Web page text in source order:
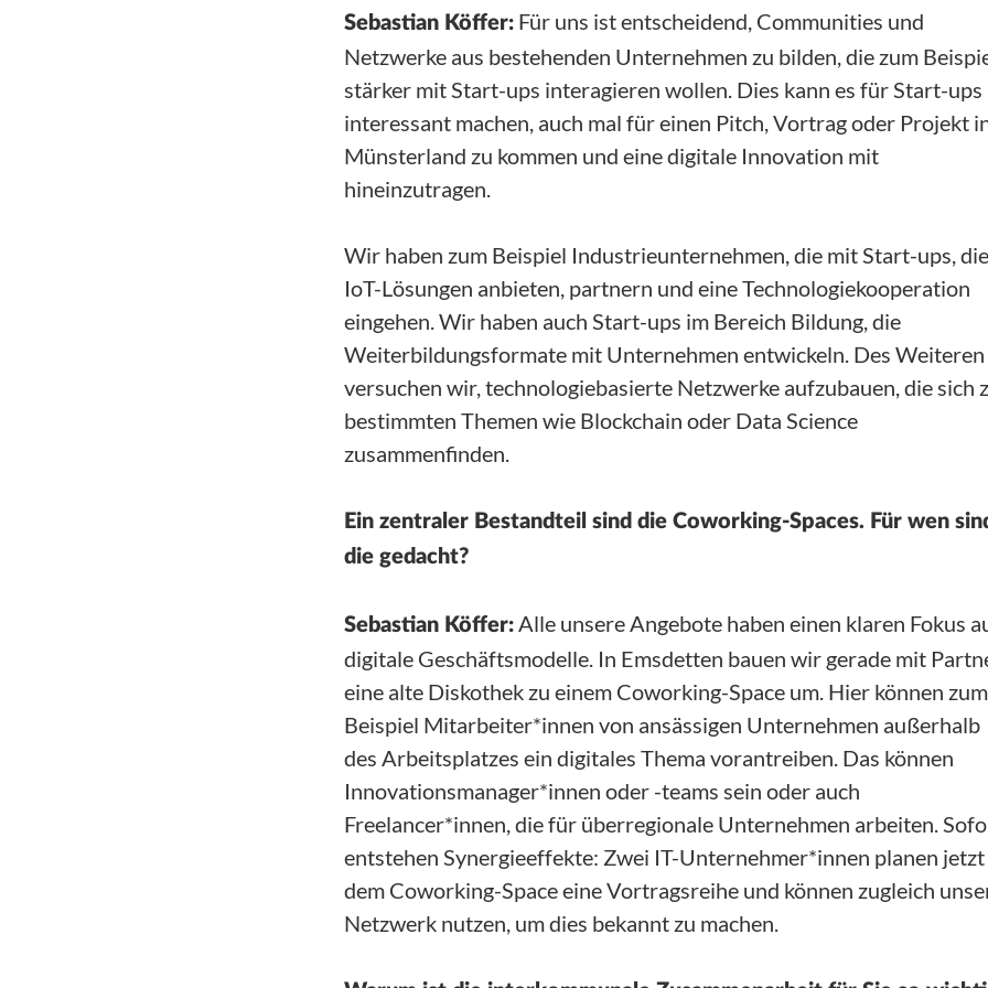
Sebastian Köffer: Für uns ist entscheidend, Communities und
Netzwerke aus bestehenden Unternehmen zu bilden, die zum
stärker mit Start-ups interagieren wollen. Dies kann es für Start-ups
interessant machen, auch mal für einen Pitch, Vortrag oder Projekt
Münsterland zu kommen und eine digitale Innovation mit
hineinzutragen.
Wir haben zum Beispiel Industrieunternehmen, die mit Start-ups, die
IoT-Lösungen anbieten, partnern und eine Technologiekooperation
eingehen. Wir haben auch Start-ups im Bereich Bildung, die
Weiterbildungsformate mit Unternehmen entwickeln. Des Weiteren
versuchen wir, technologiebasierte Netzwerke aufzubauen, die sich
bestimmten Themen wie Blockchain oder Data Science
zusammenfinden.
Ein zentraler Bestandteil sind die Coworking-Spaces. Für wen
die gedacht?
Sebastian Köffer: Alle unsere Angebote haben einen klaren Fokus
digitale Geschäftsmodelle. In Emsdetten bauen wir gerade mit
eine alte Diskothek zu einem Coworking-Space um. Hier können zum
Beispiel Mitarbeiter*innen von ansässigen Unternehmen außerhalb
des Arbeitsplatzes ein digitales Thema vorantreiben. Das können
Innovationsmanager*innen oder -teams sein oder auch
Freelancer*innen, die für überregionale Unternehmen arbeiten.
entstehen Synergieeffekte: Zwei IT-Unternehmer*innen planen jetzt
dem Coworking-Space eine Vortragsreihe und können zugleich
Netzwerk nutzen, um dies bekannt zu machen.